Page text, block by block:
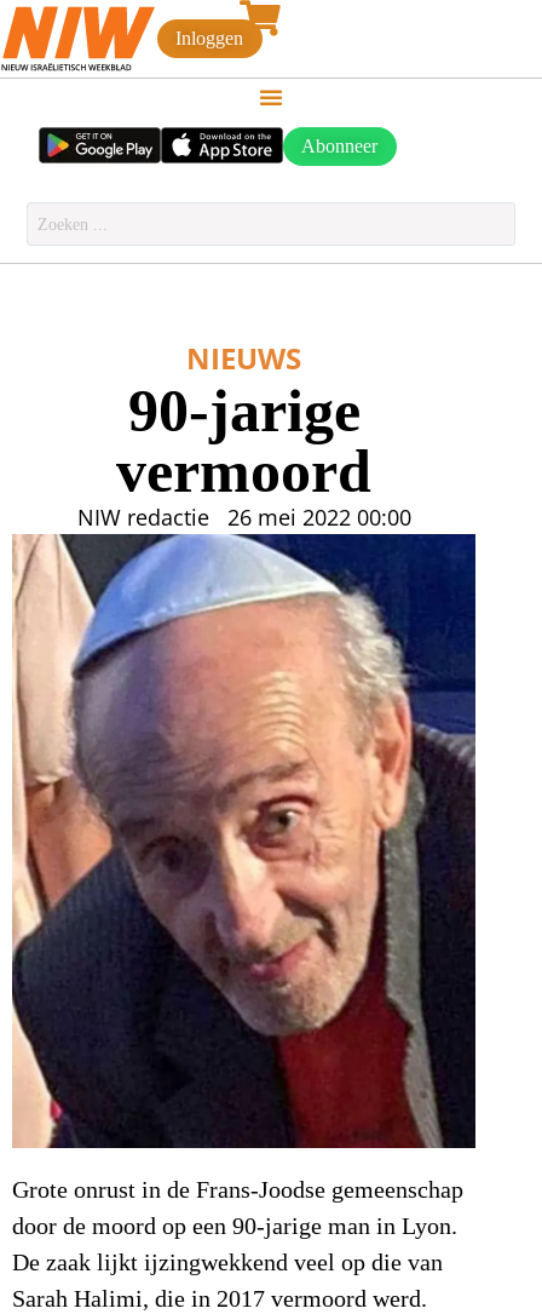
Inloggen
Abonneer
NIEUWS
90-jarige
vermoord
NIW redactie 26 mei 2022 00:00
Grote onrust in de Frans-Joodse gemeenschap
door de moord op een 90-jarige man in Lyon.
De zaak lijkt ijzingwekkend veel op die van
Sarah Halimi, die in 2017 vermoord werd.